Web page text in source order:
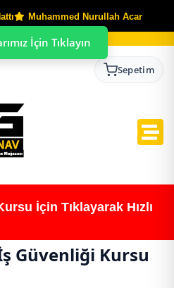
Muhammed Nurullah Acar
Sepetim
İçin Tıklayarak Hızlı
İş Güvenliği Kursu
İçin Tıklayın